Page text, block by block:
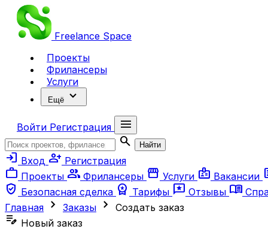
Freelance Space
Проекты
Фрилансеры
Услуги
Ещё expand_more
Войти Регистрация
menu
search
Найти
login Вход person_add Регистрация
work Проекты group Фрилансеры storefront Услуги badge Вакансии
verified_user Безопасная сделка workspace_premium Тарифы reviews Отзывы menu_book
Главная chevron_right Заказы chevron_right Создать заказ
edit_note Новый заказ